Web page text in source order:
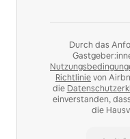
Durch das
Richtlinievon
die
einverstanden,
die